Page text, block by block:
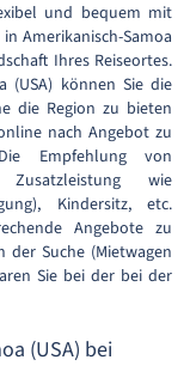
und bequem mit
Amerikanisch-Samoa
Ihres Reiseortes.
(USA) können Sie die
die Region zu bieten
nach Angebot zu
Empfehlung von
wie
Kindersitz, etc.
Angebote zu
der Suche (Mietwagen
Sie bei der bei der
(USA) bei